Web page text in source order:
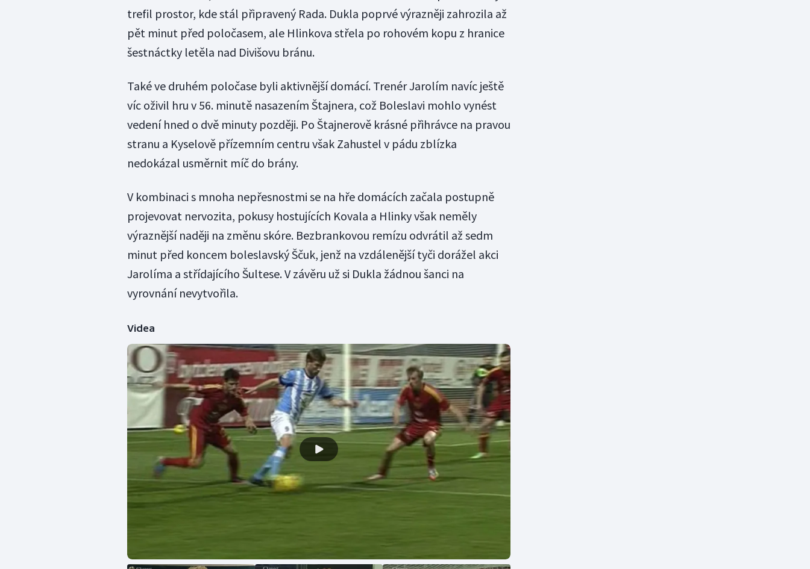
trefil prostor, kde stál připravený Rada. Dukla poprvé výrazněji zahrozila až
pět minut před poločasem, ale Hlinkova střela po rohovém kopu z hranice
šestnáctky letěla nad Divišovu bránu.
Také ve druhém poločase byli aktivnější domácí. Trenér Jarolím navíc ještě
víc oživil hru v 56. minutě nasazením Štajnera, což Boleslavi mohlo vynést
vedení hned o dvě minuty později. Po Štajnerově krásné přihrávce na pravou
stranu a Kyselově přízemním centru však Zahustel v pádu zblízka
nedokázal usměrnit míč do brány.
V kombinaci s mnoha nepřesnostmi se na hře domácích začala postupně
projevovat nervozita, pokusy hostujících Kovala a Hlinky však neměly
výraznější naději na změnu skóre. Bezbrankovou remízu odvrátil až sedm
minut před koncem boleslavský Ščuk, jenž na vzdálenější tyči dorážel akci
Jarolíma a střídajícího Šultese. V závěru už si Dukla žádnou šanci na
vyrovnání nevytvořila.
Videa